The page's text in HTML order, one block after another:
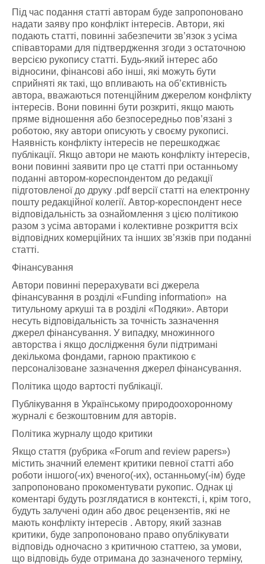
Під час подання статті авторам буде запропоновано
надати заяву про конфлікт інтересів. Автори, які
подають статті, повинні забезпечити зв’язок з усіма
співавторами для підтвердження згоди з остаточною
версією рукопису статті. Будь-який інтерес або
відносини, фінансові або інші, які можуть бути
сприйняті як такі, що впливають на об’єктивність
автора, вважаються потенційним джерелом конфлікту
інтересів. Вони повинні бути розкриті, якщо мають
пряме відношення або безпосередньо пов’язані з
роботою, яку автори описують у своєму рукописі.
Наявність конфлікту інтересів не перешкоджає
публікації. Якщо автори не мають конфлікту інтересів,
вони повинні заявити про це статті при останньому
поданні автором-кореспондентом до редакції
підготовленої до друку .pdf версії статті на електронну
пошту редакційної колегії. Автор-кореспондент несе
відповідальність за ознайомлення з цією політикою
разом з усіма авторами і колективне розкриття всіх
відповідних комерційних та інших зв’язків при поданні
статті.
Фінансування
Автори повинні перерахувати всі джерела
фінансування в розділі «Funding information» на
титульному аркуші та в розділі «Подяки». Автори
несуть відповідальність за точність зазначення
джерел фінансування. У випадку, множинного
авторства і якщо дослідження були підтримані
декількома фондами, гарною практикою є
персоналізоване зазначення джерел фінансування.
Політика щодо вартості публікації.
Публікування в Українському природоохоронному
журналі є безкоштовним для авторів.
Політика журналу щодо критики
Якщо стаття (рубрика «Forum and review papers»)
містить значний елемент критики певної статті або
роботи іншого(-их) вченого(-их), останньому(-ім) буде
запропоновано прокоментувати рукопис. Однак ці
коментарі будуть розглядатися в контексті, і, крім того,
будуть залучені один або двоє рецензентів, які не
мають конфлікту інтересів . Автору, який зазнав
критики, буде запропоновано право опублікувати
відповідь одночасно з критичною статтею, за умови,
що відповідь буде отримана до зазначеного терміну,